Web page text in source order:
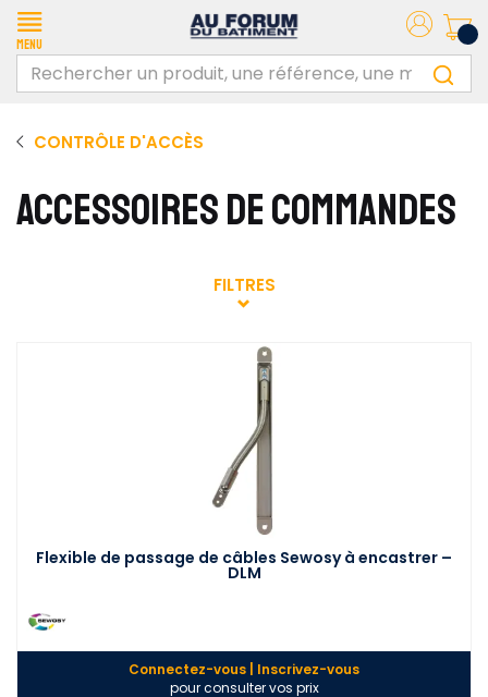
Menu
CONTRÔLE D'ACCÈS
ACCESSOIRES DE COMMANDES
FILTRES
Flexible de passage de câbles Sewosy à encastrer –
DLM
Connectez-vous | Inscrivez-vous
pour consulter vos prix